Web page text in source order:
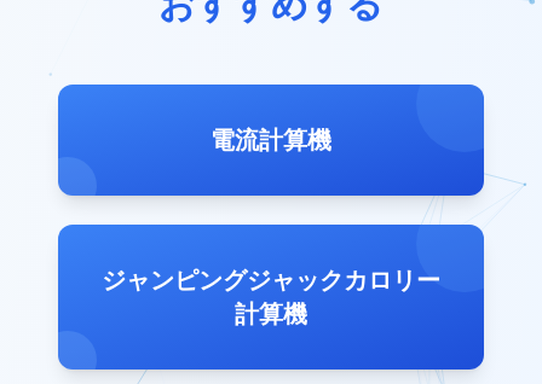
電流計算機
ジャンピングジャックカロリー
計算機